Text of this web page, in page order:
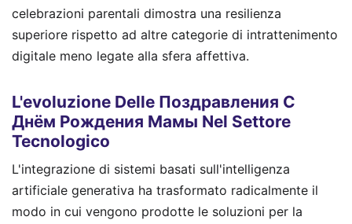
celebrazioni parentali dimostra una resilienza
superiore rispetto ad altre categorie di intrattenimento
digitale meno legate alla sfera affettiva.
L'evoluzione Delle Поздравления С
Днём Рождения Мамы Nel Settore
Tecnologico
L'integrazione di sistemi basati sull'intelligenza
artificiale generativa ha trasformato radicalmente il
modo in cui vengono prodotte le soluzioni per la